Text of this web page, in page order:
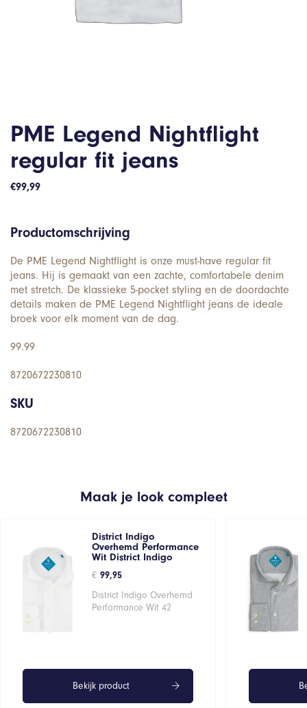
PME Legend Nightflight
regular fit jeans
€99,99
Productomschrijving
De PME Legend Nightflight is onze must-have regular fit
jeans. Hij is gemaakt van een zachte, comfortabele denim
met stretch. De klassieke 5-pocket styling en de doordachte
details maken de PME Legend Nightflight jeans de ideale
broek voor elk moment van de dag.
99.99
8720672230810
SKU
8720672230810
Maak je look compleet
District Indigo
Overhemd Performance
Wit District Indigo
€ 99,95
District Indigo Overhemd
Performance Wit 42
Bekijk product